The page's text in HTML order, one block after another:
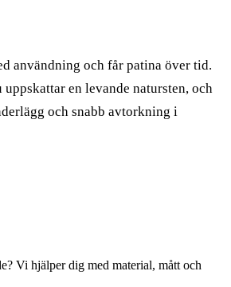
användning och får patina över tid.
en levande natursten, och
och snabb avtorkning i
Vi hjälper dig med material, mått och